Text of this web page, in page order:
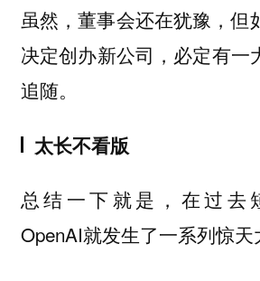
虽然，董事会还在犹豫，但
决定创办新公司，必定有一
追随。
太长不看版
总结一下就是，在过去
OpenAI就发生了一系列惊